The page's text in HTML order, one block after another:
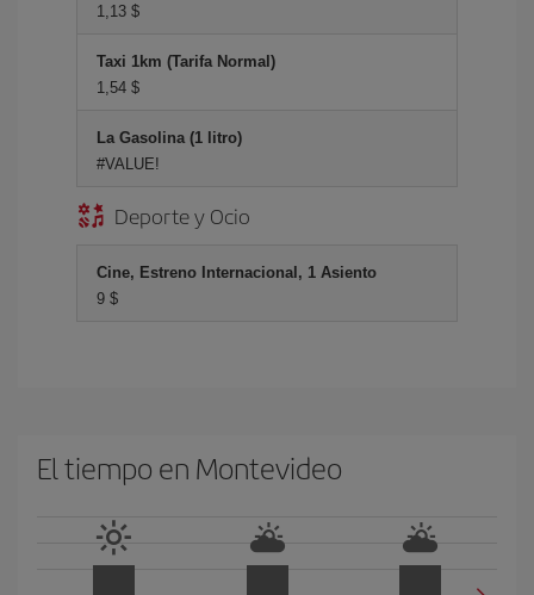
1,13 $
Taxi 1km (Tarifa Normal)
1,54 $
La Gasolina (1 litro)
#VALUE!
Deporte y Ocio
Cine, Estreno Internacional, 1 Asiento
9 $
El tiempo en Montevideo